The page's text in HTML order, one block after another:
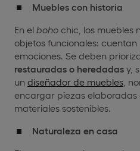
Muebles con historia
En el boho chic, los muebles
objetos funcionales: cuentan
emociones. Se deben
restauradas o heredadas y,
un diseñador de muebles ,
encargar piezas
materiales sostenibles.
Naturaleza en casa